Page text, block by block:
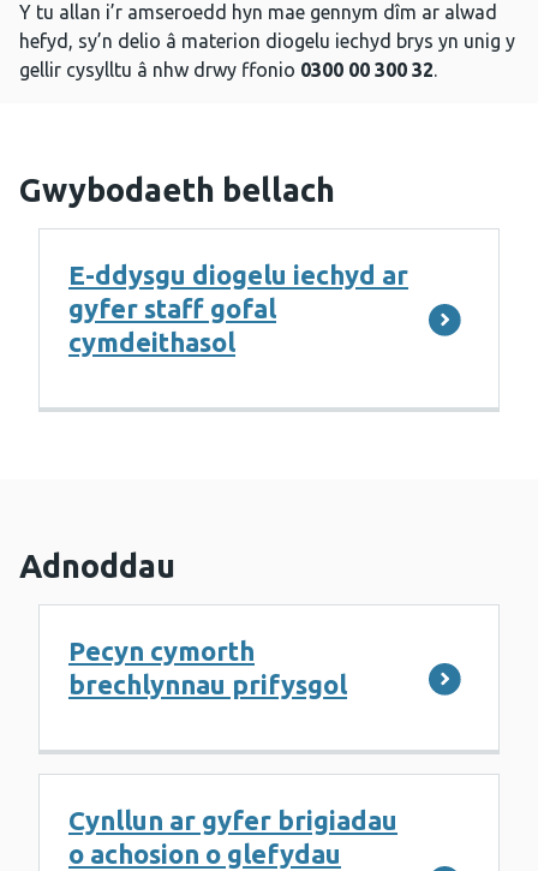
Y tu allan i’r amseroedd hyn mae gennym dîm ar alwad
hefyd, sy’n delio â materion diogelu iechyd brys yn unig y
gellir cysylltu â nhw drwy ffonio 0300 00 300 32.
Gwybodaeth bellach
E-ddysgu diogelu iechyd ar
gyfer staff gofal
cymdeithasol
Adnoddau
Pecyn cymorth
brechlynnau prifysgol
Cynllun ar gyfer brigiadau
o achosion o glefydau